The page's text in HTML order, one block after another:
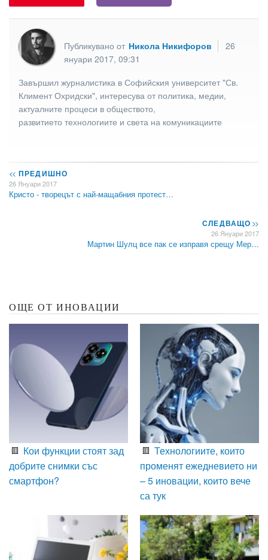
Публикувано от Никола Никифоров
26
януари 2017, 09:31
Завършил журналистика в Софийския университет "Св.
Климент Охридски", интересува от политика, медии,
актуалните процеси в обществото,
развитието технологиите и света на комуникациите
<< ПРЕДИШНО
26 Януари 2017
Кристо - творецът с най-мащабния протест…
СЛЕДВАЩО>>
26 Януари 2017
Мартин Шулц все пак се изправя срещу Мер…
ОЩЕ ОТ ИНОВАЦИИ
Кои функции стоят зад
добрите снимки със
смартфон?
Технологиите, които
променят ежедневието ни
– 5 иновации, които вече
са тук